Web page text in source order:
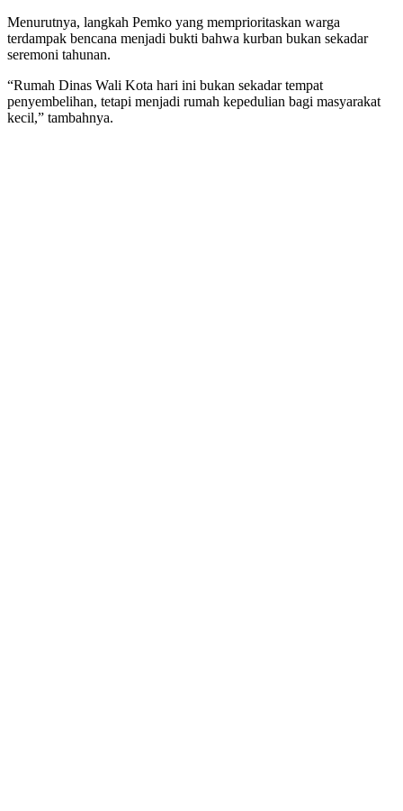
Menurutnya, langkah Pemko yang memprioritaskan warga
terdampak bencana menjadi bukti bahwa kurban bukan sekadar
seremoni tahunan.
“Rumah Dinas Wali Kota hari ini bukan sekadar tempat
penyembelihan, tetapi menjadi rumah kepedulian bagi masyarakat
kecil,” tambahnya.